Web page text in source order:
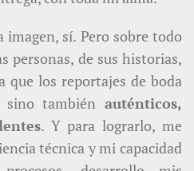
imagen, sí. Pero sobre todo
personas, de sus historias,
que los reportajes de boda
también auténticos,
. Y para lograrlo, me
técnica y mi capacidad